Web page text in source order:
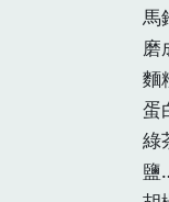
馬
磨
麵
蛋
綠
鹽